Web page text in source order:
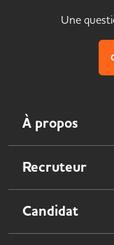
Une
À propos
Recruteur
Candidat